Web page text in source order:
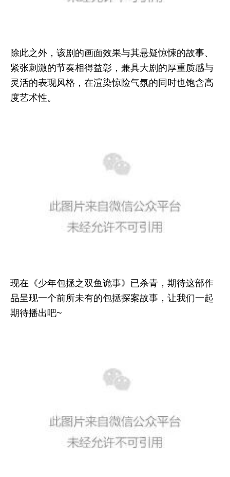
除此之外，该剧的画面效果与其悬疑惊悚的故事、
紧张刺激的节奏相得益彰，兼具大剧的厚重质感与
灵活的表现风格，在渲染惊险气氛的同时也饱含高
度艺术性。
现在《少年包拯之双鱼诡事》已杀青，期待这部作
品呈现一个前所未有的包拯探案故事，让我们一起
期待播出吧~